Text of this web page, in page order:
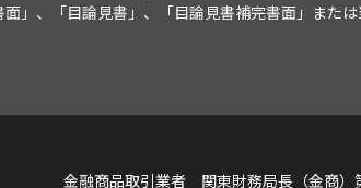
」、「目論見書」、「目論見書補完書面」また
金融商品取引業者 関東財務局長（金商）